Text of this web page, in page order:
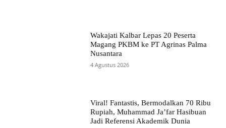
Wakajati Kalbar Lepas 20 Peserta
Magang PKBM ke PT Agrinas Palma
Nusantara
4 Agustus 2026
Viral! Fantastis, Bermodalkan 70 Ribu
Rupiah, Muhammad Ja’far Hasibuan
Jadi Referensi Akademik Dunia